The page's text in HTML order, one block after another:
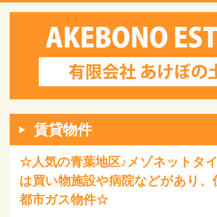
賃貸物件
☆人気の青葉地区♪メゾネットタ
は買い物施設や病院などがあり、
都市ガス物件☆